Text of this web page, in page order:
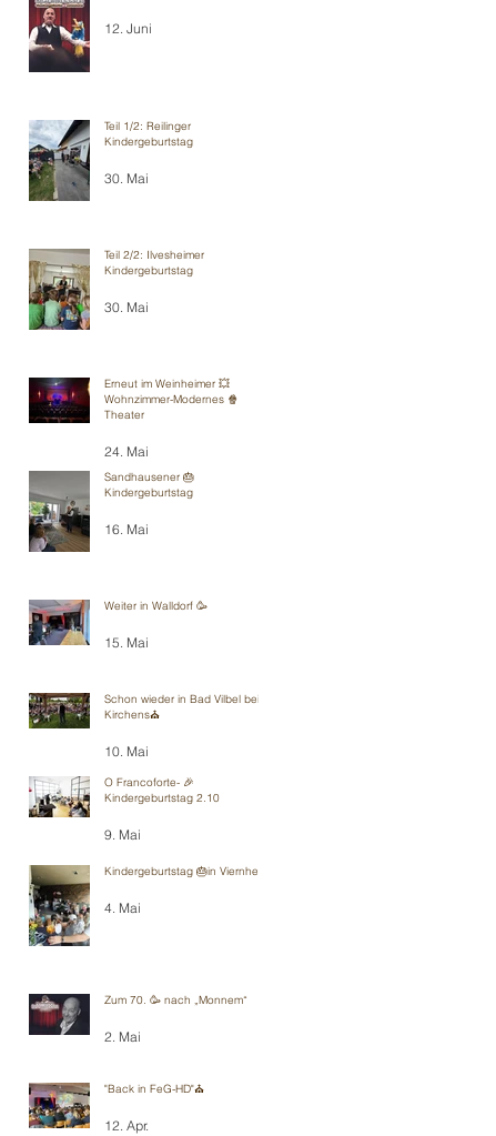
12. Juni
Teil 1/2: Reilinger
Kindergeburtstag
30. Mai
Teil 2/2: Ilvesheimer
Kindergeburtstag
30. Mai
Erneut im Weinheimer 💥
Wohnzimmer-Modernes 🍿
Theater
24. Mai
Sandhausener 🎂
Kindergeburtstag
16. Mai
Weiter in Walldorf 🥳
15. Mai
Schon wieder in Bad Vilbel bei
Kirchens⛪️
10. Mai
O Francoforte- 🎉
Kindergeburtstag 2.10
9. Mai
Kindergeburtstag 🎂in Viernheim
4. Mai
Zum 70. 🥳 nach „Monnem“
2. Mai
"Back in FeG-HD"⛪️
12. Apr.